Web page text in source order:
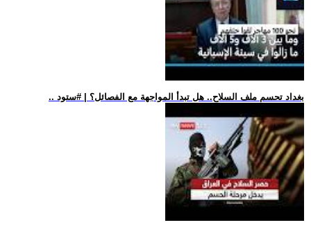
.. بغداد تحسم ملف السلاح.. هل تبدأ المواجهة مع الفصائل؟ | #ستود